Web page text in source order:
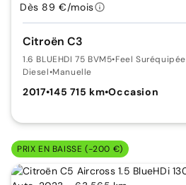
Citroën C3
1.6 BLUEHDI 75 BVM5•Feel Suréquipée
Diesel•Manuelle
2017•145 715 km•Occasion
Dès 89 €/mois
PRIX EN BAISSE (-200 €)